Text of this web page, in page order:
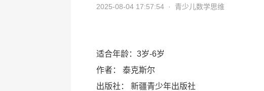
2025-08-04 17:57:54 · 青少儿数学思维
适合年龄：3岁-6岁
作者：
泰克斯尔
出版社：
新疆青少年出版社